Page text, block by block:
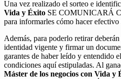
Una vez realizado el sorteo e
Vida y Éxito SE COMUNICARÁ
para informarles cómo hacer efectivo
Además, para poderlo retirar
identidad vigente y firmar un
garantes de haber leído y entendido
condiciones aquí estipuladas. Al
Máster de los negocios con Vida